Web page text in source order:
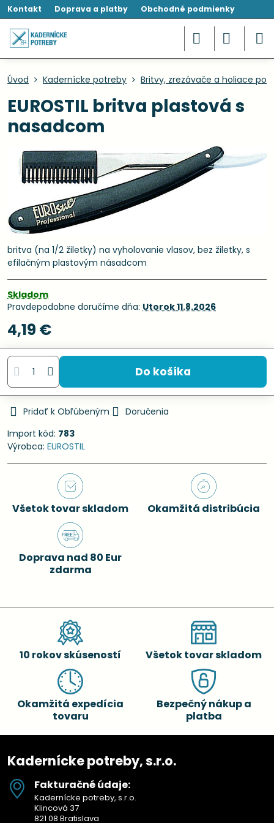
Kontakt Doprava a platby Obchodné podmienky
Úvod Kadernícke potreby Britvy, zrezávače a holiace
EUROSTIL britva plastová s
nasadcom
britva (na 1/2 žiletky) na vyholovanie vlasov, bez žiletky, s
efilačným plastovým násadcom
Skladom
Pravdepodobne doručíme dňa: Utorok11.8.2026
4,19 €
Do košíka
Pridať k Obľúbeným
Doručenia
Import kód: 783
Výrobca: EUROSTIL
Všetok tovar skladom Okamžitá distribúcia
Doprava nad 80 Eur
zdarma
10 rokov skúseností Všetok tovar skladom
Okamžitá expedícia
tovaru
Bezpečný nákup a
platba
Kadernícke potreby, s.r.o.
Fakturačné údaje:
Kadernícke potreby, s.r.o.
Klincová 37
821 08 Bratislava